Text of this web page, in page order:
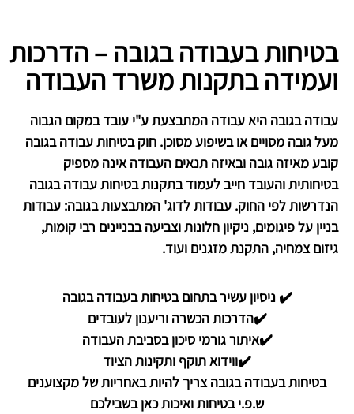
בטיחות בעבודה בגובה – הדרכות
ועמידה בתקנות משרד העבודה
עבודה בגובה היא עבודה המתבצעת ע"י עובד במקום הגבוה
מעל גובה מסויים או בשיפוע מסוכן. חוק בטיחות עבודה בגובה
קובע מאיזה גובה ובאיזה תנאים העבודה אינה מספיק
בטיחותית והעובד חייב לעמוד בתקנות בטיחות עבודה בגובה
הנדרשות לפי החוק. עבודות לדוג' המתבצעות בגובה: עבודות
בניין על פיגומים, ניקיון חלונות וצביעה בבניינים רבי קומות,
גיזום צמחיה, התקנת מזגנים ועוד.
✔️ ניסיון עשיר בתחום בטיחות בעבודה בגובה
✔️הדרכות הכשרה וריענון לעובדים
✔️איתור גורמי סיכון בסביבת העבודה
✔️ווידוא תוקף ותקינות הציוד
בטיחות בעבודה בגובה צריך להיות באחריות של מקצוענים
ש.פ.י בטיחות ואיכות כאן בשבילכם